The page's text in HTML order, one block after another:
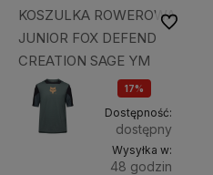
KOSZULKA ROWEROWA
JUNIOR FOX DEFEND
CREATION SAGE YM
17%
OKAZJA
Dostępność:
dostępny
Wysyłka w:
48 godzin
Do